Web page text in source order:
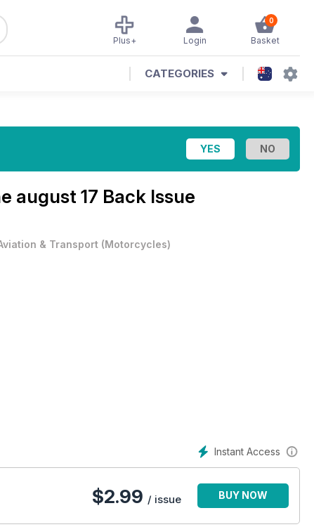
0
Basket
Login
Plus+
CATEGORIES
august 17 Back Issue
& Transport (Motorcycles)
új cuccok!
Instant Access
$2.99 / issue BUY NOW